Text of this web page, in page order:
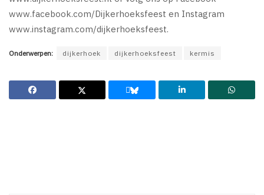
www.facebook.com/Dijkerhoeksfeest en Instagram
www.instagram.com/dijkerhoeksfeest.
Onderwerpen: dijkerhoek dijkerhoeksfeest kermis